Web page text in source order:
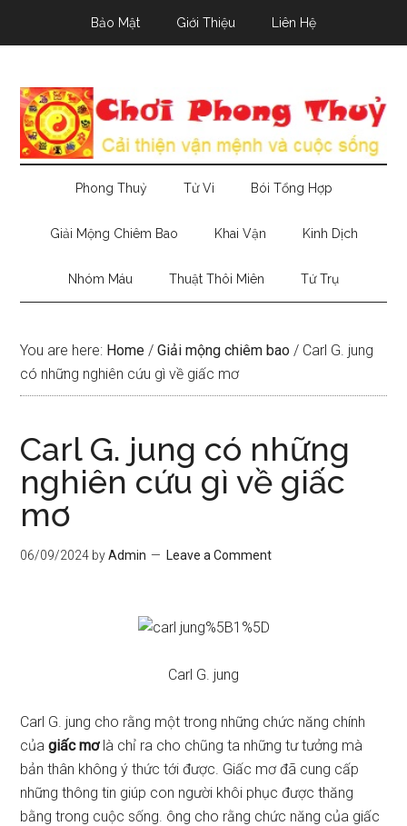
Bảo Mật Giới Thiệu Liên Hệ
Phong Thuỷ Tử Vi Bói Tổng Hợp
Giải Mộng Chiêm Bao Khai Vận Kinh Dịch
Nhóm Máu Thuật Thôi Miên Tứ Trụ
You are here: Home / Giải mộng chiêm bao / Carl G. jung
có những nghiên cứu gì về giấc mơ
Carl G. jung có những
nghiên cứu gì về giấc
mơ
06/09/2024 byAdmin Leave a Comment
Carl G. jung
Carl G. jung cho rằng một trong những chức năng chính
củagiấc mơ là chỉ ra cho chũng ta những tư tưởng mà
bản thân không ý thức tới được. Giấc mơ đã cung cấp
những thông tin giúp con người khôi phục được thăng
bằng trong cuộc sống. ông cho rằng chức năng của giấc